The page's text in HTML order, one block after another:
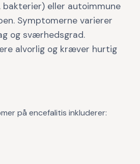
bakterier) eller autoimmune
Symptomerne varierer
og sværhedsgrad.
alvorlig og kræver hurtig
på encefalitis inkluderer: